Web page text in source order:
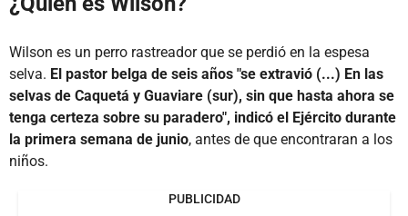
Wilson es un perro rastreador que se perdió en la espesa
selva. El pastor belga de seis años "se extravió (...) En las
selvas de Caquetá y Guaviare (sur), sin que hasta ahora se
tenga certeza sobre su paradero", indicó el Ejército durante
la primera semana de junio, antes de que encontraran a los
niños.
PUBLICIDAD